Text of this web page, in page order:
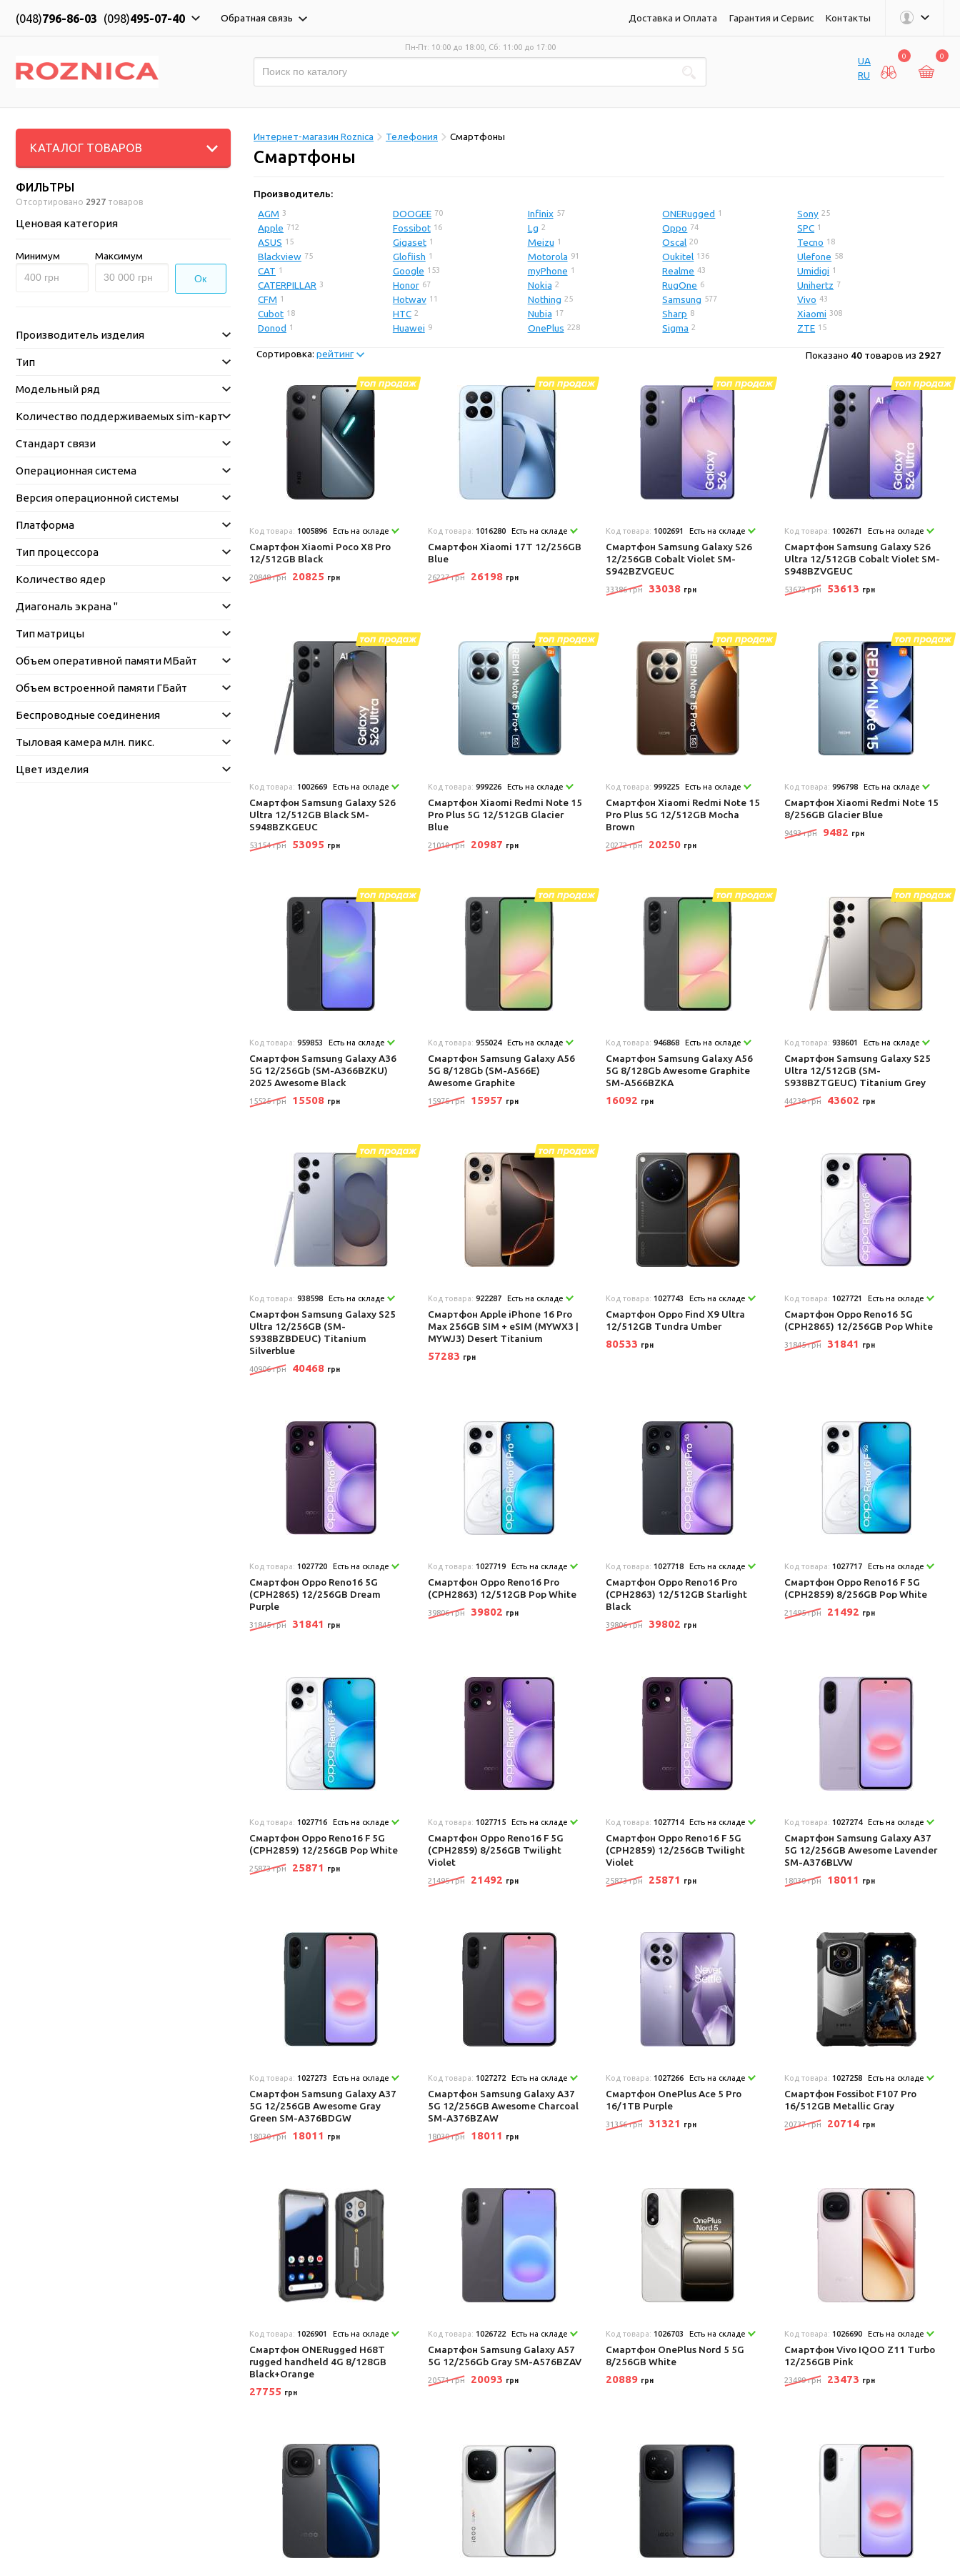
(048)796-86-03 (098)495-07-40 Обратная связь Доставка и Оплата Гарантия и Сервис Контакты
Пн-Пт: 10:00 до 18:00, Сб: 11:00 до 17:00
UA
RU
0 0
КАТАЛОГ ТОВАРОВ
ФИЛЬТРЫ
Отсортировано 2927 товаров
Ценовая категория
Минимум Максимум
Ок
Производитель изделия
Тип
Модельный ряд
Количество поддерживаемых sim-карт
Стандарт связи
Операционная система
Версия операционной системы
Платформа
Тип процессора
Количество ядер
Диагональ экрана "
Тип матрицы
Объем оперативной памяти МБайт
Объем встроенной памяти ГБайт
Беспроводные соединения
Тыловая камера млн. пикс.
Цвет изделия
Интернет-магазин Roznica Телефония Смартфоны
Смартфоны
Производитель:
AGM 3
Apple 712
ASUS 15
Blackview 75
CAT 1
CATERPILLAR 3
CFM 1
Cubot 18
Donod 1
DOOGEE 70
Fossibot 16
Gigaset 1
Glofiish 1
Google 153
Honor 67
Hotwav 11
HTC 2
Huawei 9
Infinix 57
Lg 2
Meizu 1
Motorola 91
myPhone 1
Nokia 2
Nothing 25
Nubia 17
OnePlus 228
ONERugged 1
Oppo 74
Oscal 20
Oukitel 136
Realme 43
RugOne 6
Samsung 577
Sharp 8
Sigma 2
Sony 25
SPC 1
Tecno 18
Ulefone 58
Umidigi 1
Unihertz 7
Vivo 43
Xiaomi 308
ZTE 15
Сортировка: рейтинг Показано 40 товаров из 2927
Код товара: 1005896 Есть на складе
Смартфон Xiaomi Poco X8 Pro
12/512GB Black
20848 грн 20825 грн
Код товара: 1016280 Есть на складе
Смартфон Xiaomi 17T 12/256GB
Blue
26227 грн 26198 грн
Код товара: 1002691 Есть на складе
Смартфон Samsung Galaxy S26
12/256GB Cobalt Violet SM-
S942BZVGEUC
33386 грн 33038 грн
Код товара: 1002671 Есть на складе
Смартфон Samsung Galaxy S26
Ultra 12/512GB Cobalt Violet SM-
S948BZVGEUC
53673 грн 53613 грн
Код товара: 1002669 Есть на складе
Смартфон Samsung Galaxy S26
Ultra 12/512GB Black SM-
S948BZKGEUC
53154 грн 53095 грн
Код товара: 999226 Есть на складе
Смартфон Xiaomi Redmi Note 15
Pro Plus 5G 12/512GB Glacier
Blue
21010 грн 20987 грн
Код товара:999225 Есть на складе
Смартфон Xiaomi Redmi Note 15
Pro Plus 5G 12/512GB Mocha
Brown
20272 грн 20250 грн
Код товара:996798 Есть на складе
Смартфон Xiaomi Redmi Note 15
8/256GB Glacier Blue
9493 грн 9482 грн
Код товара: 959853 Есть на складе
Смартфон Samsung Galaxy A36
5G 12/256Gb (SM-A366BZKU)
2025 Awesome Black
15525 грн 15508 грн
Код товара: 955024 Есть на складе
Смартфон Samsung Galaxy A56
5G 8/128Gb (SM-A566E)
Awesome Graphite
15975 грн 15957 грн
Код товара:946868 Есть на складе
Смартфон Samsung Galaxy A56
5G 8/128Gb Awesome Graphite
SM-A566BZKA
16092 грн
Код товара:938601 Есть на складе
Смартфон Samsung Galaxy S25
Ultra 12/512GB (SM-
S938BZTGEUC) Titanium Grey
44238 грн 43602 грн
Код товара: 938598 Есть на складе
Смартфон Samsung Galaxy S25
Ultra 12/256GB (SM-
S938BZBDEUC) Titanium
Silverblue
40906 грн 40468 грн
Код товара: 922287 Есть на складе
Смартфон Apple iPhone 16 Pro
Max 256GB SIM + eSIM (MYWX3 |
MYWJ3) Desert Titanium
57283 грн
Код товара: 1027743 Есть на складе
Смартфон Oppo Find X9 Ultra
12/512GB Tundra Umber
80533 грн
Код товара: 1027721 Есть на складе
Смартфон Oppo Reno16 5G
(CPH2865) 12/256GB Pop White
31845 грн 31841 грн
Код товара: 1027720 Есть на складе
Смартфон Oppo Reno16 5G
(CPH2865) 12/256GB Dream
Purple
31845 грн 31841 грн
Код товара: 1027719 Есть на складе
Смартфон Oppo Reno16 Pro
(CPH2863) 12/512GB Pop White
39806 грн 39802 грн
Код товара: 1027718 Есть на складе
Смартфон Oppo Reno16 Pro
(CPH2863) 12/512GB Starlight
Black
39806 грн 39802 грн
Код товара: 1027717 Есть на складе
Смартфон Oppo Reno16 F 5G
(CPH2859) 8/256GB Pop White
21495 грн 21492 грн
Код товара: 1027716 Есть на складе
Смартфон Oppo Reno16 F 5G
(CPH2859) 12/256GB Pop White
25873 грн 25871 грн
Код товара: 1027715 Есть на складе
Смартфон Oppo Reno16 F 5G
(CPH2859) 8/256GB Twilight
Violet
21495 грн 21492 грн
Код товара: 1027714 Есть на складе
Смартфон Oppo Reno16 F 5G
(CPH2859) 12/256GB Twilight
Violet
25873 грн 25871 грн
Код товара: 1027274 Есть на складе
Смартфон Samsung Galaxy A37
5G 12/256GB Awesome Lavender
SM-A376BLVW
18030 грн 18011 грн
Код товара: 1027273 Есть на складе
Смартфон Samsung Galaxy A37
5G 12/256GB Awesome Gray
Green SM-A376BDGW
18030 грн 18011 грн
Код товара: 1027272 Есть на складе
Смартфон Samsung Galaxy A37
5G 12/256GB Awesome Charcoal
SM-A376BZAW
18030 грн 18011 грн
Код товара: 1027266 Есть на складе
Смартфон OnePlus Ace 5 Pro
16/1TB Purple
31356 грн 31321 грн
Код товара: 1027258 Есть на складе
Смартфон Fossibot F107 Pro
16/512GB Metallic Gray
20737 грн 20714 грн
Код товара: 1026901 Есть на складе
Смартфон ONERugged H68T
rugged handheld 4G 8/128GB
Black+Orange
27755 грн
Код товара: 1026722 Есть на складе
Смартфон Samsung Galaxy A57
5G 12/256Gb Gray SM-A576BZAV
20571 грн 20093 грн
Код товара: 1026703 Есть на складе
Смартфон OnePlus Nord 5 5G
8/256GB White
20889 грн
Код товара: 1026690 Есть на складе
Смартфон Vivo IQOO Z11 Turbo
12/256GB Pink
23499 грн 23473 грн